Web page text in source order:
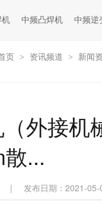
中频凸焊机 中频逆
页 > 资讯频道 > 新闻
外接机
...
| 发布日期：2021-05-